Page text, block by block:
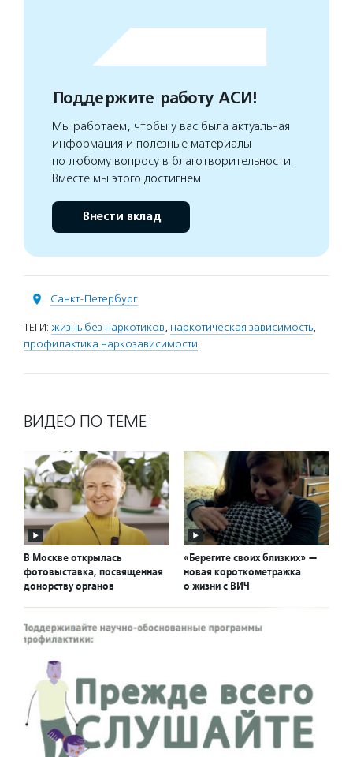
Поддержите работу АСИ!
Мы работаем, чтобы у вас была актуальная
информация и полезные материалы
по любому вопросу в благотворительности.
Вместе мы этого достигнем
Внести вклад
Санкт-Петербург
ТЕГИ: жизнь без наркотиков, наркотическая зависимость,
профилактика наркозависимости
ВИДЕО ПО ТЕМЕ
В Москве открылась
фотовыставка, посвященная
донорству органов
«Берегите своих близких» —
новая короткометражка
о жизни с ВИЧ